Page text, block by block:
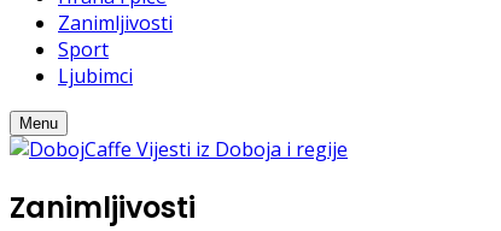
Zanimljivosti
Sport
Ljubimci
Menu
Zanimljivosti